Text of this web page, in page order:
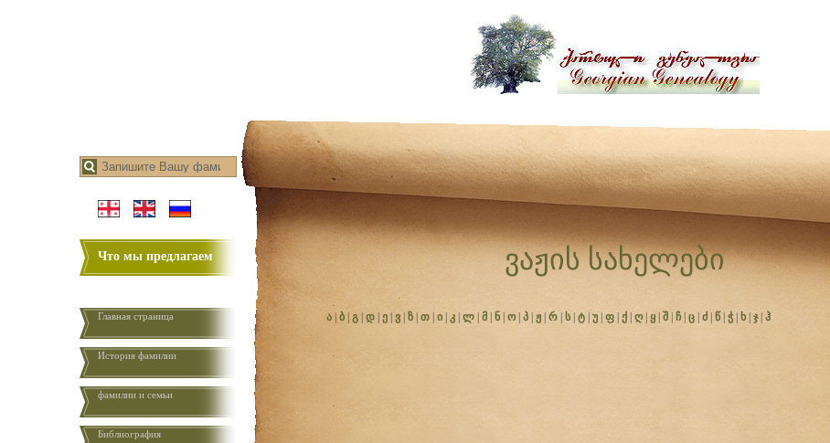
Что мы предлагаем
Главная страница
История фамилии
фамилии и семьи
Библиография
ვაჟის სახელები
ა ბ გ დ ე|ვ |ზ |თ ი კ ლ მ| ნ ო| პ ჟ| რ ს ტ უ ფ ქ ღ|ყ შ ჩ ც ძ წ| ჭ|ხ |ჯ| ჰ